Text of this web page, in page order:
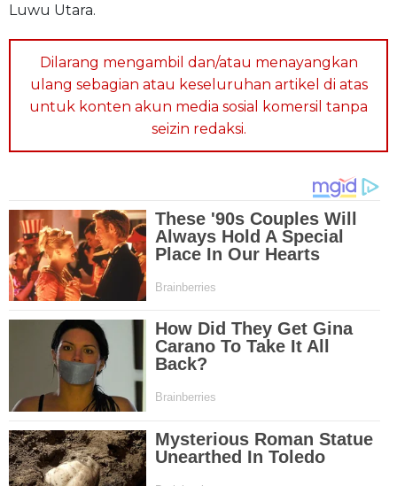
Luwu Utara.
Dilarang mengambil dan/atau menayangkan
ulang sebagian atau keseluruhan artikel di atas
untuk konten akun media sosial komersil tanpa
seizin redaksi.